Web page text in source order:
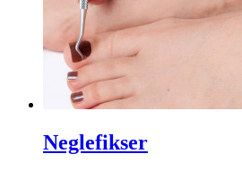
Neglefikser